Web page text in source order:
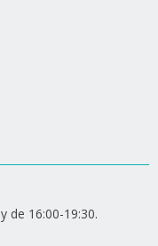
de 16:00-19:30.